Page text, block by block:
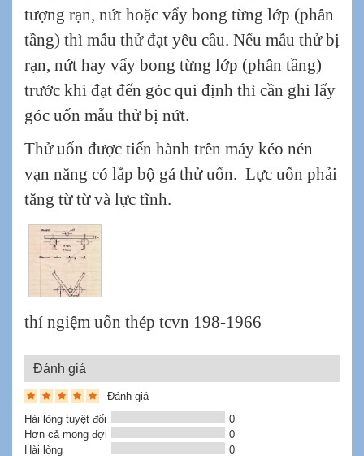
tượng rạn, nứt hoặc vẩy bong từng lớp (phân
tầng) thì mẫu thử đạt yêu cầu. Nếu mẫu thử bị
rạn, nứt hay vẩy bong từng lớp (phân tầng)
trước khi đạt đến góc qui định thì cần ghi lấy
góc uốn mẫu thử bị nứt.
Thử uốn được tiến hành trên máy kéo nén
vạn năng có lắp bộ gá thử uốn. Lực uốn phải
tăng từ từ và lực tĩnh.
thí ngiệm uốn thép tcvn 198-1966
Đánh giá
Đánh giá
Hài lòng tuyệt đối
0
Hơn cả mong đợi
0
Hài lòng
0